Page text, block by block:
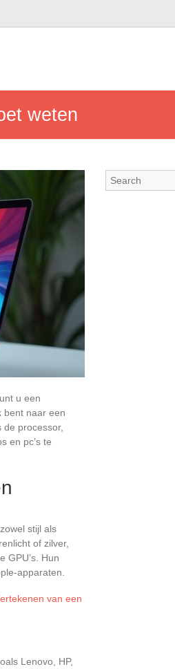
weten
u een
bent naar een
processor,
en pc’s te
stijl als
of zilver,
GPU’s. Hun
apparaten.
van een
Lenovo, HP,